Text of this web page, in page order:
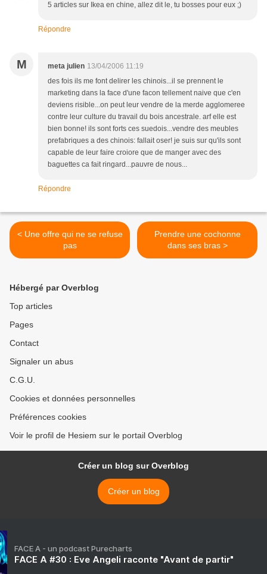
5 articles sur Ikea en chine, allez dit le, tu bosses pour eux ;)
Répondre
M meta julien 13/04/2006 11:19
des fois ils me font delirer les chinois...il se prennent le
marketing dans la face d'une facon tellement naive que c'en
deviens risible...on peut leur vendre de la merde agglomeree
contre leur culture du travail du bois ancestrale. arf elle est
bien bonne! ils sont forts ces suedois...vendre des meubles
prefabriques a des chinois: fallait oser! je suis sur qu'ils sont
capable de leur faire croiore que de manger avec des
baguettes ca fait ringard...pauvre de nous...
Répondre
< Une offre qui ne se refuse
pas
Prendre une cochonne
dans ses bras >
Hébergé par Overblog
Top articles
Pages
Contact
Signaler un abus
C.G.U.
Cookies et données personnelles
Préférences cookies
Voir le profil de Hesiem sur le portail Overblog
Créer un blog sur Overblog
Créer un blog
FACE A - un podcast Purecharts
FACE A #30 : Eve Angeli raconte "Avant de partir"